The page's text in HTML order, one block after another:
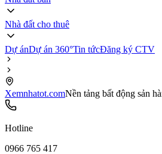
Nhà đất cho thuê
Dự ánDự án 360°Tin tứcĐăng ký CTV
Xemnhatot.comNền tảng bất động sản
Hotline
0966 765 417